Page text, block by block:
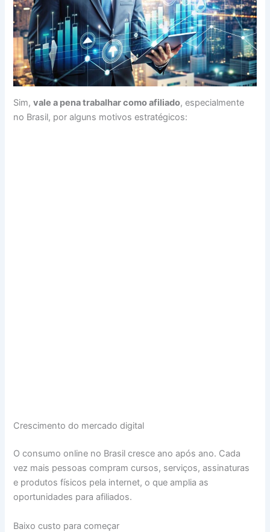
Sim,vale a pena trabalhar como afiliado, especialmente
no Brasil, por alguns motivos estratégicos:
Crescimento do mercado digital
O consumo online no Brasil cresce ano após ano. Cada
vez mais pessoas compram cursos, serviços, assinaturas
e produtos físicos pela internet, o que amplia as
oportunidades para afiliados.
Baixo custo para começar